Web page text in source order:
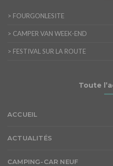
> FOURGONLESITE
> CAMPER VAN WEEK-END
> FESTIVAL SUR LA ROUTE
Toute
ACCUEIL
ACTUALITÉS
CAMPING-CAR NEUF